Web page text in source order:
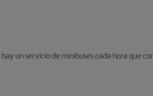
un servicio de minibuses cada hora que